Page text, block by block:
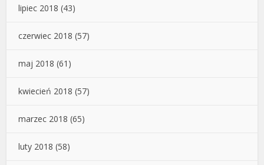
lipiec 2018 (43)
czerwiec 2018 (57)
maj 2018 (61)
kwiecień 2018 (57)
marzec 2018 (65)
luty 2018 (58)